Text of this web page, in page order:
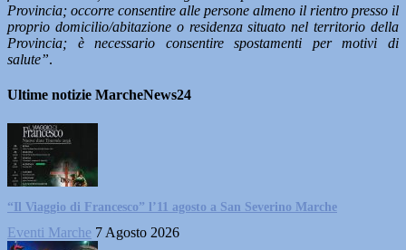
Provincia; occorre consentire alle persone almeno il rientro presso il
proprio domicilio/abitazione o residenza situato nel territorio della
Provincia; è necessario consentire spostamenti per motivi di
salute”.
Ultime notizie MarcheNews24
“Il Viaggio di Francesco” l’11 agosto a San Severino Marche
Eventi Marche 7 Agosto 2026